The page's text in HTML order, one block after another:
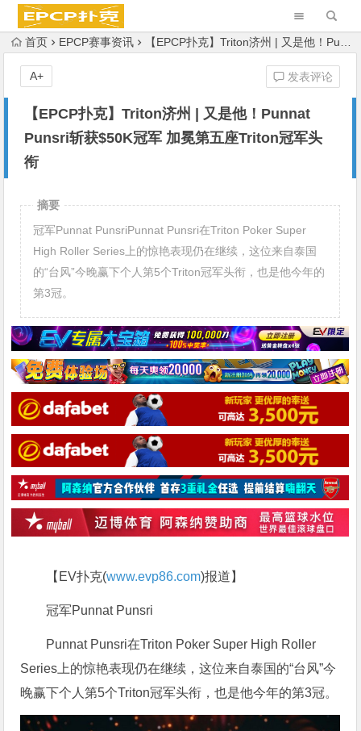
首页 EPCP赛事资讯 【EPCP扑克】Triton济州 | 又是他！Punnat Punsri斩获$50K冠军 加冕第五座Triton冠军头衔
【EPCP扑克】Triton济州 | 又是他！Punnat
Punsri斩获$50K冠军 加冕第五座Triton冠军头
衔
发表评论
A+
摘要
冠军Punnat PunsriPunnat Punsri在Triton Poker Super
High Roller Series上的惊艳表现仍在继续，这位来自泰国
的“台风”今晚赢下个人第5个Triton冠军头衔，也是他今年的
第3冠。
【EV扑克(www.evp86.com)报道】
冠军Punnat Punsri
Punnat Punsri在Triton Poker Super High Roller
Series上的惊艳表现仍在继续，这位来自泰国的“台风”今
晚赢下个人第5个Triton冠军头衔，也是他今年的第3冠。